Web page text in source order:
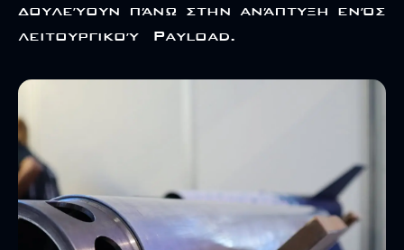
δουλεύουν πάνω στην ανάπτυξη ενός
λειτουργικού Payload.